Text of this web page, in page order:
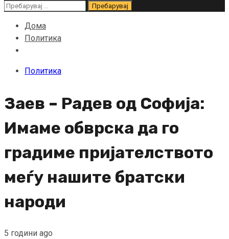
Пребарувај
Дома
Политика
Политика
Заев – Радев од Софија:
Имаме обврска да го
градиме пријателството
меѓу нашите братски
народи
5 години ago